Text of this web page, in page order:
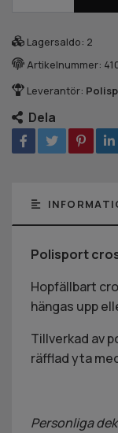
Lagersaldo: 2
Artikelnummer:
Leverantör:
Dela
Polisport
Hopfällbart
hängas upp
Tillverkad av
räfflad yta
Personliga